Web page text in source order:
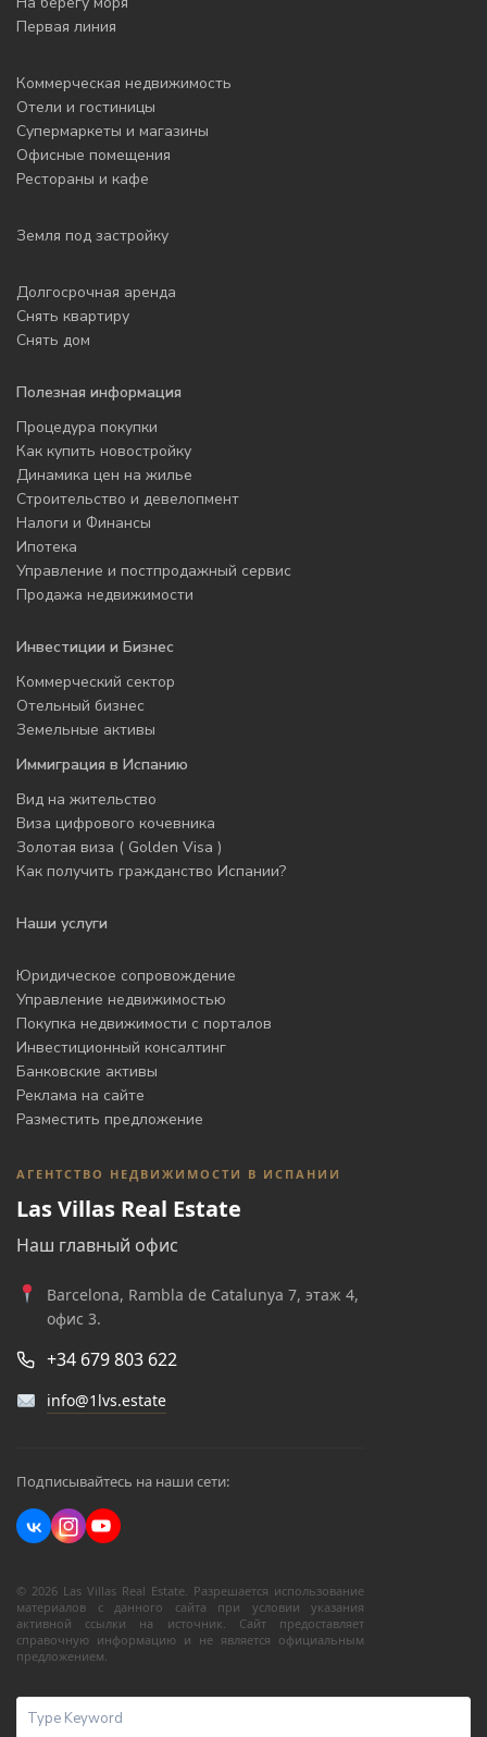
Первая линия
Коммерческая недвижимость
Отели и гостиницы
Супермаркеты и магазины
Офисные помещения
Рестораны и кафе
Земля под застройку
Долгосрочная аренда
Снять квартиру
Снять дом
Полезная информация
Процедура покупки
Как купить новостройку
Динамика цен на жилье
Строительство и девелопмент
Налоги и Финансы
Ипотека
Управление и постпродажный сервис
Продажа недвижимости
Инвестиции и Бизнес
Коммерческий сектор
Отельный бизнес
Земельные активы
Иммиграция в Испанию
Вид на жительство
Виза цифрового кочевника
Золотая виза ( Golden Visa )
Как получить гражданство Испании?
Наши услуги
Юридическое сопровождение
Управление недвижимостью
Покупка недвижимости с порталов
Инвестиционный консалтинг
Банковские активы
Реклама на сайте
Разместить предложение
АГЕНТСТВО НЕДВИЖИМОСТИ В ИСПАНИИ
Las Villas Real Estate
Наш главный офис
Barcelona, Rambla de Catalunya 7, этаж 4,
офис 3.
+34 679 803 622
info@1lvs.estate
Подписывайтесь на наши сети:
© 2026 Las Villas Real Estate. Разрешается использование
материалов с данного сайта при условии указания
активной ссылки на источник. Сайт предоставляет
справочную информацию и не является официальным
предложением.